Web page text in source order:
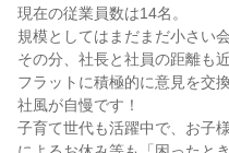
現在の従業員数は14名。
規模としてはまだまだ小さい
その分、社長と社員の距離も近
フラットに積極的に意見を交
社風が自慢です！
子育て世代も活躍中で、お子